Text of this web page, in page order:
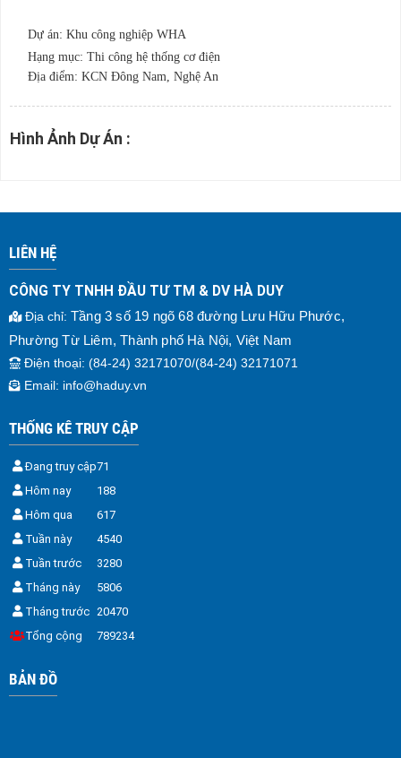
Dự án: Khu công nghiệp WHA
Hạng mục: Thi công hệ thống cơ điện
Địa điểm: KCN Đông Nam, Nghệ An
Hình Ảnh Dự Án :
LIÊN HỆ
CÔNG TY TNHH ĐẦU TƯ TM & DV HÀ DUY
Địa chỉ: Tầng 3 số 19 ngõ 68 đường Lưu Hữu Phước,
Phường Từ Liêm, Thành phố Hà Nội, Việt Nam
Điện thoại: (84-24) 32171070/(84-24) 32171071
Email: info@haduy.vn
THỐNG KÊ TRUY CẬP
Đang truy cập71
Hôm nay
188
Hôm qua
617
Tuần này
4540
Tuần trước
3280
Tháng này
5806
Tháng trước 20470
Tổng cộng
789234
BẢN ĐỒ